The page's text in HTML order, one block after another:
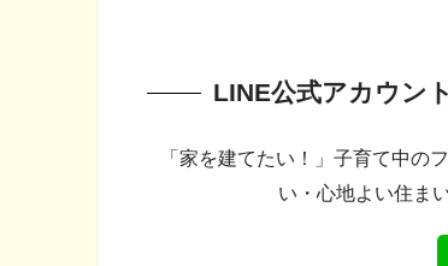
LINE公式アカウン
「家を建てたい！」子育て中の
い・心地よい住ま